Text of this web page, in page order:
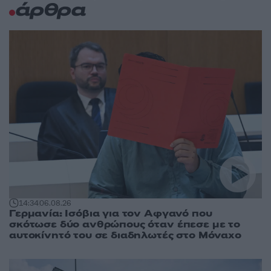
άρθρα
14:3406.08.26
Γερμανία: Ισόβια για τον Αφγανό που
σκότωσε δύο ανθρώπους όταν έπεσε με το
αυτοκίνητό του σε διαδηλωτές στο Μόναχο